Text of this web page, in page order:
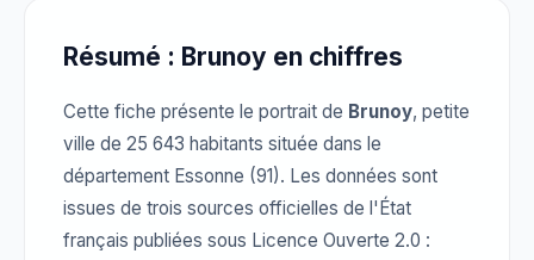
Résumé : Brunoy en chiffres
Cette fiche présente le portrait de Brunoy, petite
ville de 25 643 habitants située dans le
département Essonne (91). Les données sont
issues de trois sources officielles de l'État
français publiées sous Licence Ouverte 2.0 :